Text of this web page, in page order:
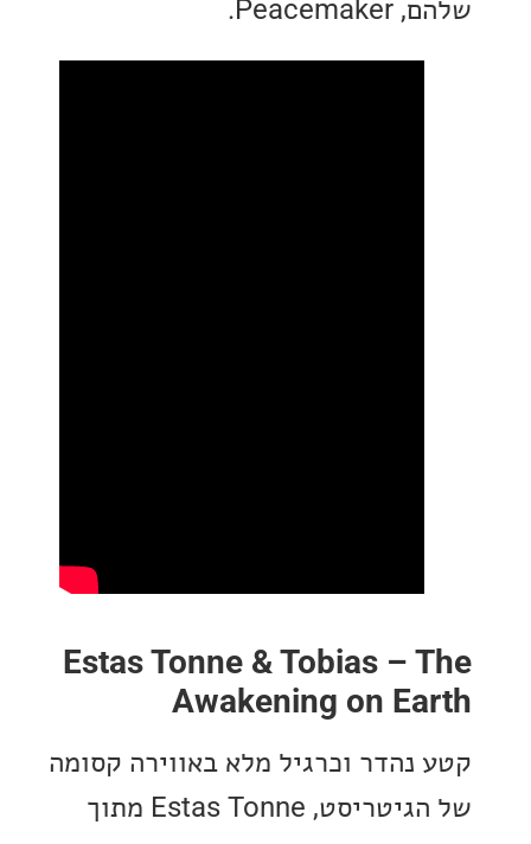
Estas Tonne & Tobias –
Awakening on
וכרגיל מלא באווירה קסומה
של הגיטריסט, Estas Tonne מתוך